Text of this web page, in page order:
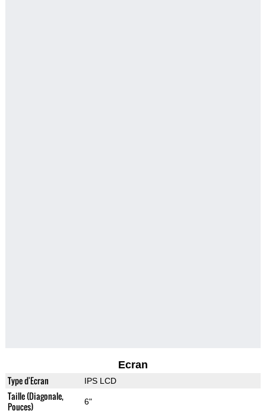
Ecran
Type d'Ecran IPS LCD
Taille (Diagonale,
Pouces)
6"